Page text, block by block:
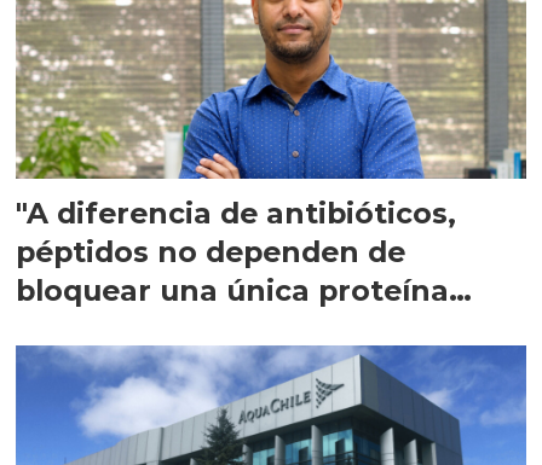
"A diferencia de antibióticos,
péptidos no dependen de
bloquear una única proteína